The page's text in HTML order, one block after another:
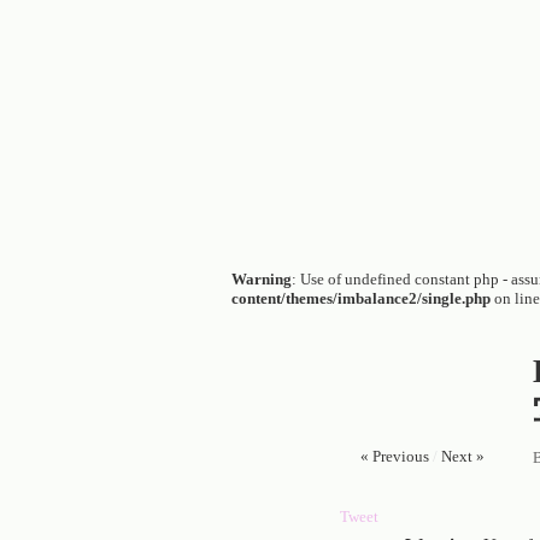
Warning: Use of undefined constant php -
content/themes/imbalance2/single.php on
« Previous Next »
Tweet